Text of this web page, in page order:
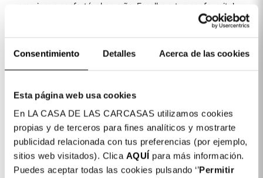
Consentimiento Detalles Acerca de las cookies
Esta página web usa cookies
En LA CASA DE LAS CARCASAS utilizamos cookies
propias y de terceros para fines analíticos y mostrarte
publicidad relacionada con tus preferencias (por ejemplo,
sitios web visitados). Clica AQUÍ para más información.
Puedes aceptar todas las cookies pulsando ‘’Permitir
premium e confortável na mão. Escolhe a tua cor favorita!
Capas que asseguram uma proteção completa: frontal,
Tato suave e agradável, com cores da moda
Compatível com uma variedade de dispositivos.
Comodidade, design e proteção numa só capa.
Detalhes do produto
Cor: Preto
COLORES DISPONIBLES